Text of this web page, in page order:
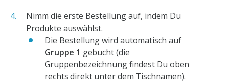
Nimm die erste Bestellung auf, indem Du
Produkte auswählst.
Die Bestellung wird automatisch auf
Gruppe 1 gebucht (die
Gruppenbezeichnung findest Du oben
rechts direkt unter dem Tischnamen).